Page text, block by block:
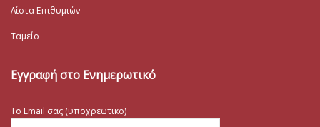
Λίστα Επιθυμιών
Ταμείο
Εγγραφή στο Ενημερωτικό
Το Email σας (υποχρεωτικο)